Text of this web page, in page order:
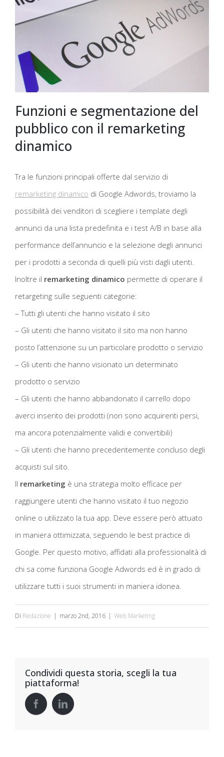
Funzioni e segmentazione del
pubblico con il remarketing
dinamico
Tra le funzioni principali offerte dal servizio di
remarketing dinamico di Google Adwords, troviamo la
possibilità dei venditori di scegliere i template degli
annunci da una lista predefinita e i test A/B in base alla
performance dell’annuncio e la selezione degli annunci
per i prodotti a seconda di quelli più visti dagli utenti.
Inoltre il remarketing dinamico permette di operare il
retargeting sulle seguenti categorie:
– Tutti gli utenti che hanno visitato il sito
– Gli utenti che hanno visitato il sito ma non hanno
posto l’attenzione su un particolare prodotto o servizio
– Gli utenti che hanno visionato un determinato
prodotto o servizio
– Gli utenti che hanno abbandonato il carrello dopo
averci inserito dei prodotti (non sono acquirenti persi,
ma ancora potenzialmente validi e convertibili)
– Gli utenti che hanno precedentemente concluso degli
acquisti sul sito.
Il remarketing è una strategia molto efficace per
raggiungere utenti che hanno visitato il tuo negozio
online o utilizzato la tua app. Deve essere però attuato
in maniera ottimizzata, seguendo le best practice di
Google. Per questo motivo, affidati alla professionalità di
chi sa come funziona Google Adwords ed è in grado di
utilizzare tutti i suoi strumenti in maniera idonea.
Di Redazione | marzo 2nd, 2016 | Web Marketing
Condividi questa storia, scegli la tua
piattaforma!